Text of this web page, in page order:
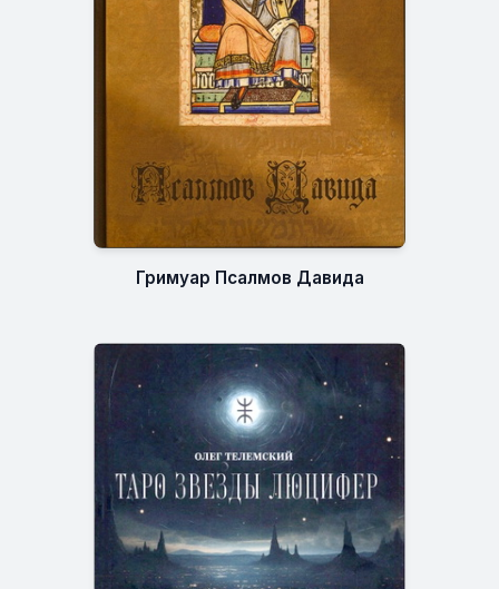
Гримуар Псалмов Давида